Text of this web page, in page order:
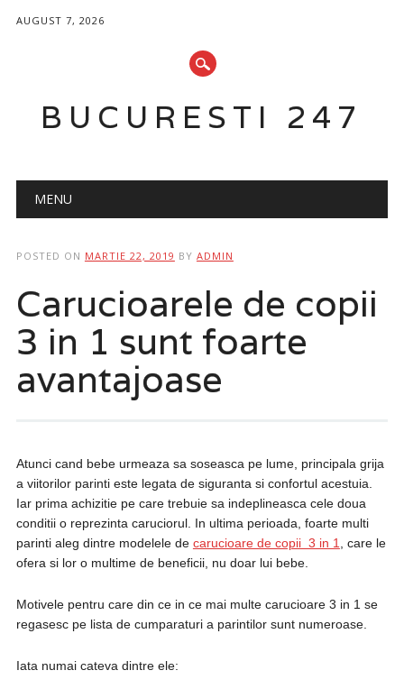
AUGUST 7, 2026
BUCURESTI 247
Main menu
MENU
POSTED ON MARTIE 22, 2019 BY ADMIN
Carucioarele de copii
3 in 1 sunt foarte
avantajoase
Atunci cand bebe urmeaza sa soseasca pe lume, principala grija
a viitorilor parinti este legata de siguranta si confortul acestuia.
Iar prima achizitie pe care trebuie sa indeplineasca cele doua
conditii o reprezinta caruciorul. In ultima perioada, foarte multi
parinti aleg dintre modelele de carucioare de copii 3 in 1
, care le
ofera si lor o multime de beneficii, nu doar lui bebe.
Motivele pentru care din ce in ce mai multe carucioare 3 in 1 se
regasesc pe lista de cumparaturi a parintilor sunt numeroase.
Iata numai cateva dintre ele: